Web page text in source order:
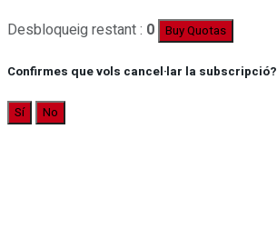
Desbloqueig restant : 0 Buy Quotas
Confirmes que vols cancel·lar la subscripció?
Sí No